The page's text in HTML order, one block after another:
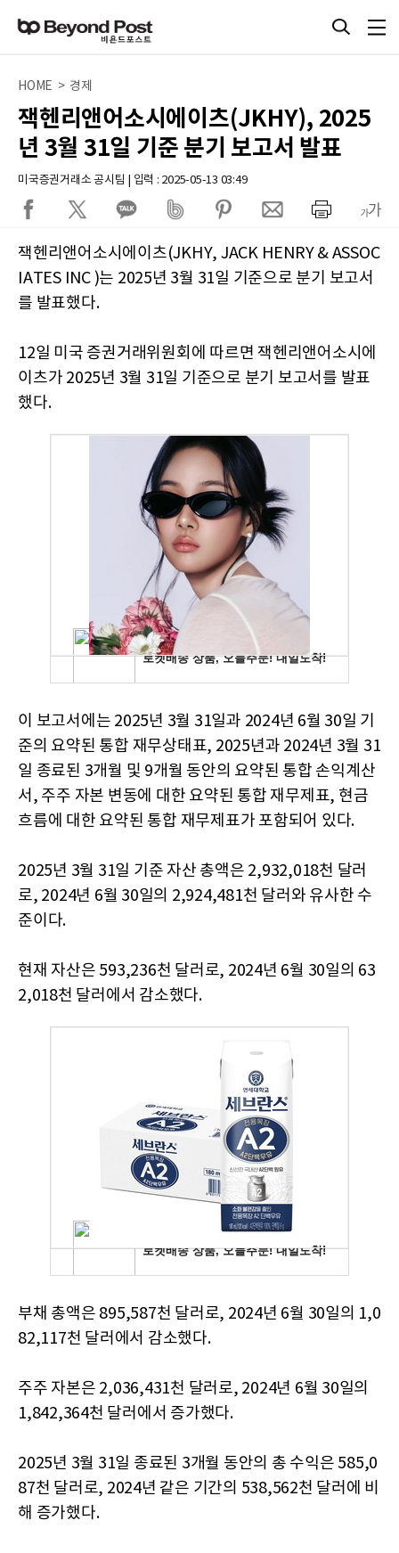
HOME > 경제
잭헨리앤어소시에이츠(JKHY), 2025
년 3월 31일 기준 분기 보고서 발표
미국증권거래소 공시팀 | 입력 : 2025-05-13 03:49
잭헨리앤어소시에이츠(JKHY, JACK HENRY & ASSOC
IATES INC )는 2025년 3월 31일 기준으로 분기 보고서
를 발표했다.
12일 미국 증권거래위원회에 따르면 잭헨리앤어소시에
이츠가 2025년 3월 31일 기준으로 분기 보고서를 발표
했다.
이 보고서에는 2025년 3월 31일과 2024년 6월 30일 기
준의 요약된 통합 재무상태표, 2025년과 2024년 3월 31
일 종료된 3개월 및 9개월 동안의 요약된 통합 손익계산
서, 주주 자본 변동에 대한 요약된 통합 재무제표, 현금
흐름에 대한 요약된 통합 재무제표가 포함되어 있다.
2025년 3월 31일 기준 자산 총액은 2,932,018천 달러
로, 2024년 6월 30일의 2,924,481천 달러와 유사한 수
준이다.
현재 자산은 593,236천 달러로, 2024년 6월 30일의 63
2,018천 달러에서 감소했다.
부채 총액은 895,587천 달러로, 2024년 6월 30일의 1,0
82,117천 달러에서 감소했다.
주주 자본은 2,036,431천 달러로, 2024년 6월 30일의
1,842,364천 달러에서 증가했다.
2025년 3월 31일 종료된 3개월 동안의 총 수익은 585,0
87천 달러로, 2024년 같은 기간의 538,562천 달러에 비
해 증가했다.